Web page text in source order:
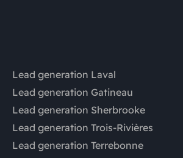
Lead generation Laval
Lead generation Gatineau
Lead generation Sherbrooke
Lead generation Trois-Rivières
Lead generation Terrebonne